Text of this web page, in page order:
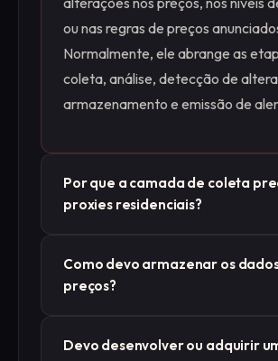
ou nas regras de preços
Normalmente, ele abrange as
coleta, análise, detecção de
armazenamento e emissão de
Por que a camada de coleta
proxies residenciais?
desvia o tráfego proveniente de
de data centers, e muitos exibem
residenciais encaminham as
Como devo armazenar os
preços?
temporal do tipo “apenas
Devo desenvolver ou adquirir